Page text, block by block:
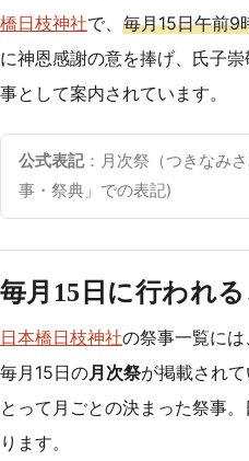
橋日枝神社で、 毎月15日午前9
に神恩感謝の意を捧げ、氏子
事として案内されています。
公式表記：月次祭（つきなみ
事・祭典」での表記)
毎月15日に行われ
日本橋日枝神社の祭事一覧には
毎月15日の月次祭が掲載され
とって月ごとの決まった祭事
ります。